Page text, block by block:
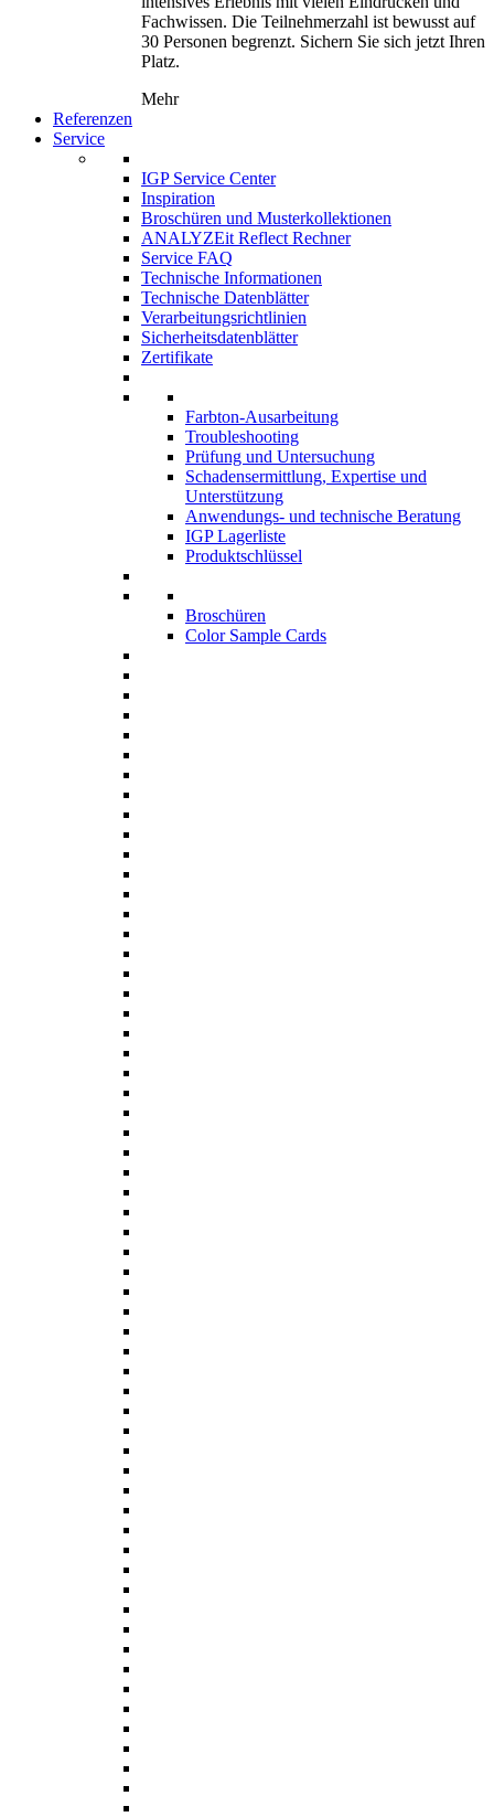
Fachwissen. Die Teilnehmerzahl ist bewusst auf
30 Personen begrenzt. Sichern Sie sich jetzt Ihren
Platz.
Mehr
Referenzen
Service
IGP Service Center
Inspiration
Broschüren und Musterkollektionen
ANALYZEit Reflect Rechner
Service FAQ
Technische Informationen
Technische Datenblätter
Verarbeitungsrichtlinien
Sicherheitsdatenblätter
Zertifikate
Farbton-Ausarbeitung
Troubleshooting
Prüfung und Untersuchung
Schadensermittlung, Expertise und
Unterstützung
Anwendungs- und technische Beratung
IGP Lagerliste
Produktschlüssel
Broschüren
Color Sample Cards